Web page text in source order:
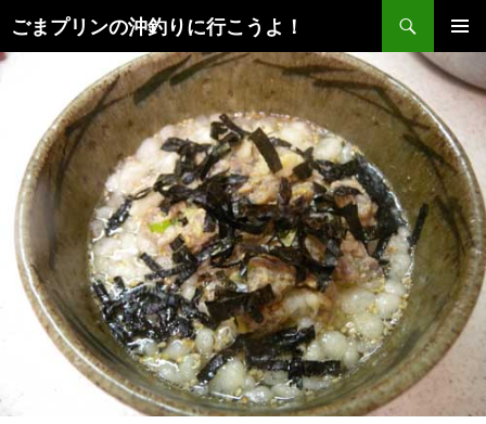
ごまプリンの沖釣りに行こうよ！
索
メインメ
ニュー
ス
キ
プ